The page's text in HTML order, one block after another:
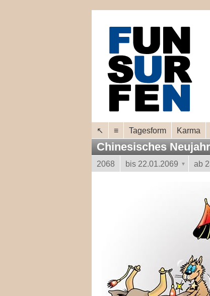
↖ ≡ Tagesform Karma
Chinesisches
2068 bis 22.01.2069 ab